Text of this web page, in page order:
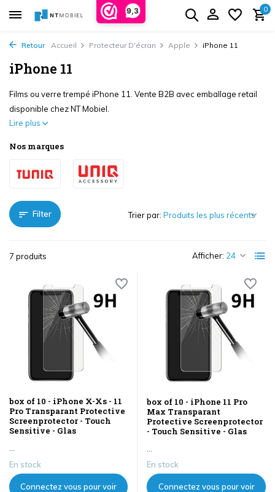
9,3 0
Retour Accueil Protecteur D'écran Apple iPhone 11
iPhone 11
Films ou verre trempé iPhone 11. Vente B2B avec emballage retail
disponible chez NT Mobiel.
Lire plus
Nos marques
Filter
7 produits Afficher:
Trier par:
box of 10 - iPhone X-Xs - 11
Pro Transparant Protective
Screenprotector - Touch
Sensitive - Glas
En stock
Connectez vous pour voir
box of 10 - iPhone 11 Pro
Max Transparant
Protective Screenprotector
- Touch Sensitive - Glas
En stock
Connectez vous pour voir